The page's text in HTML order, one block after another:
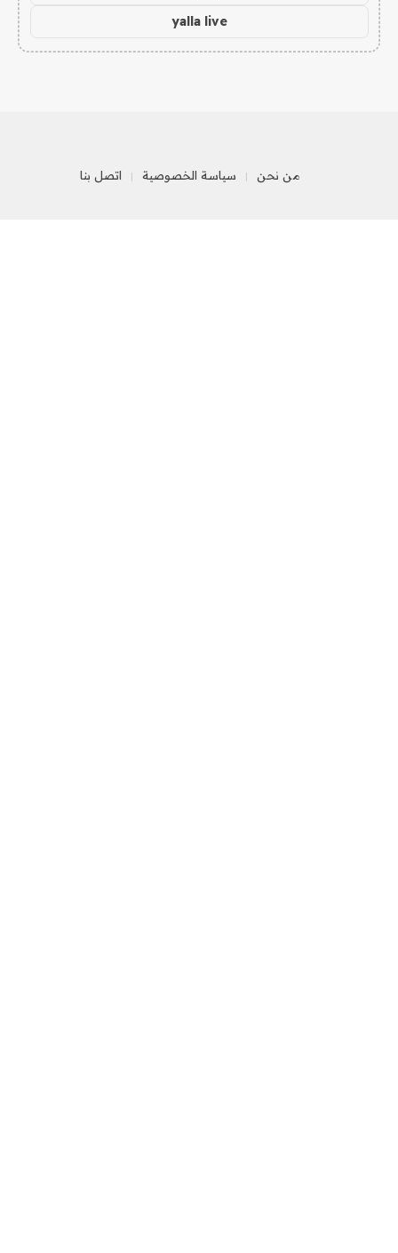
yalla live
من نحن سياسة الخصوصية اتصل بنا